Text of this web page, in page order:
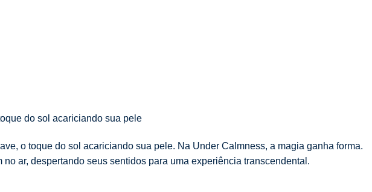
do sol acariciando sua pele
o toque do sol acariciando sua pele. Na Under Calmness, a magia ganha forma.
ar, despertando seus sentidos para uma experiência transcendental.